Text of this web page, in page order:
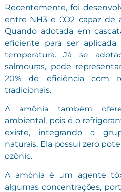
Recentemente, foi
entre NH3 e CO2 capaz de
Quando adotada em
eficiente para ser
temperatura. Já se
salmouras, pode
20% de eficiência com
tradicionais.
A amônia também
ambiental, pois é o
existe, integrando o
naturais. Ela possui zero
ozônio.
A amônia é um agente
algumas concentrações,